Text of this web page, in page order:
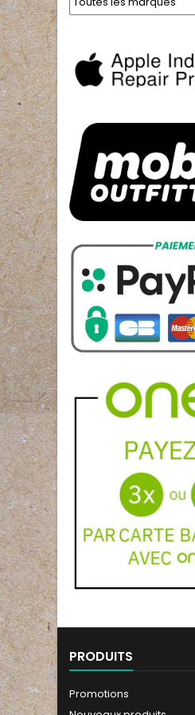
PRODUITS
Promotions